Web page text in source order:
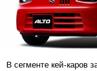
В сегменте кей-каров